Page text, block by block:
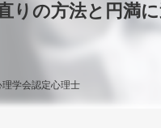
りの方法と円満
学会認定心理士